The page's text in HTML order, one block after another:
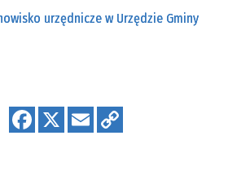
urzędnicze w Urzędzie Gminy